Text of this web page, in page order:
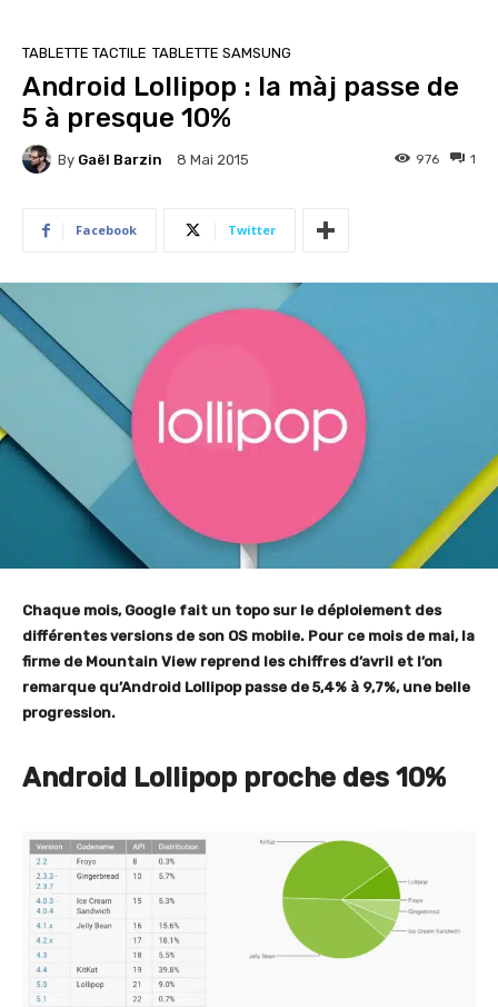
TABLETTE TACTILE TABLETTE SAMSUNG
Android Lollipop : la màj passe de
5 à presque 10%
By Gaël Barzin 8 Mai 2015 1
976
Facebook Twitter
Chaque mois, Google fait un topo sur le déploiement des
différentes versions de son OS mobile. Pour ce mois de mai, la
firme de Mountain View reprend les chiffres d’avril et l’on
remarque qu’Android Lollipop passe de 5,4% à 9,7%, une belle
progression.
Android Lollipop proche des 10%